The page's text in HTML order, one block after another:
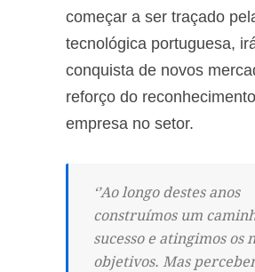
começar a ser traçado
tecnológica portuguesa,
conquista de novos
reforço do
empresa no setor.
‘’Ao longo destes anos
construímos um
sucesso e atingimos os
objetivos. Mas